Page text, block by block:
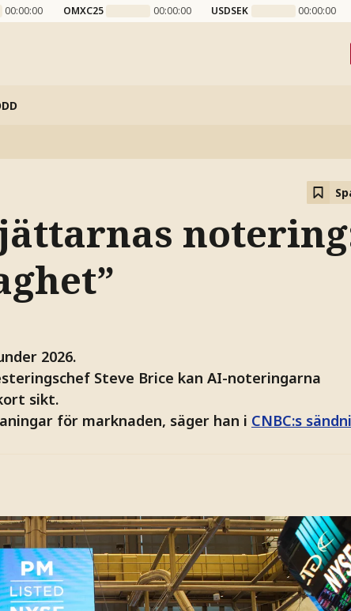
00:00:00 OMXC25 00:00:00 USDSEK 00:00:00
2026.
Steve Brice kan AI-noteringarna
sikt.
för marknaden, säger han i CNBC:s